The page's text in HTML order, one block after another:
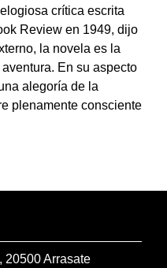
crítica escrita
Review en 1949, dijo
la novela es la
En su aspecto
alegoría de la
plenamente consciente
20500 Arrasate